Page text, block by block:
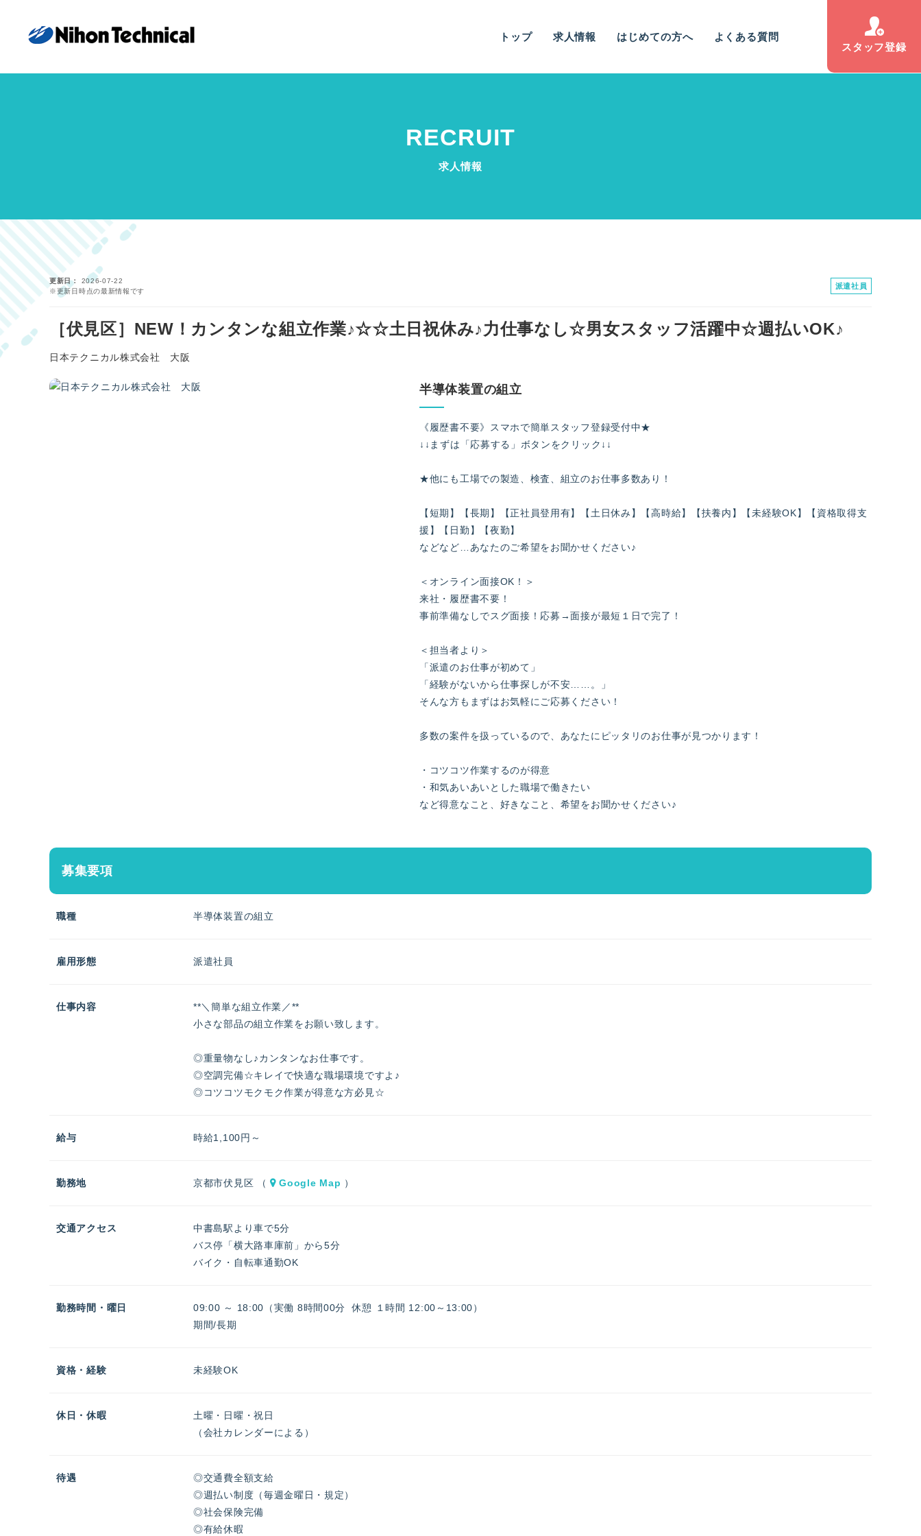
トップ 求人情報 はじめての方へ
よくある質問
スタッフ登録
RECRUIT
求人情報
更新日
2026-07-22
※更新日時点の最新情報です
派遣社員
［伏見区］NEW！カンタンな組立作業♪☆☆土日祝休み♪力仕事なし☆男女スタッフ活躍中☆週払いOK♪
日本テクニカル株式会社 大阪
半導体装置の組立
《履歴書不要》スマホで簡単スタッフ登録受付中★
↓↓まずは「応募する」ボタンをクリック↓↓
★他にも工場での製造、検査、組立のお仕事多数あり！
【短期】【長期】【正社員登用有】【土日休み】【高時給】【扶養内】【未経験OK】【資格取得支
援】【日勤】【夜勤】
などなど…あなたのご希望をお聞かせください♪
＜オンライン面接OK！＞
来社・履歴書不要！
事前準備なしでスグ面接！応募→面接が最短１日で完了！
＜担当者より＞
「派遣のお仕事が初めて」
「経験がないから仕事探しが不安……。」
そんな方もまずはお気軽にご応募ください！
多数の案件を扱っているので、あなたにピッタリのお仕事が見つかります！
・コツコツ作業するのが得意
・和気あいあいとした職場で働きたい
など得意なこと、好きなこと、希望をお聞かせください♪
募集要項
職種 半導体装置の組立
雇用形態 派遣社員
仕事内容
**＼簡単な組立作業／**
小さな部品の組立作業をお願い致します。
◎重量物なし♪カンタンなお仕事です。
◎空調完備☆キレイで快適な職場環境ですよ♪
◎コツコツモクモク作業が得意な方必見☆
給与 時給1,100円～
勤務地 京都市伏見区 （ Google Map ）
交通アクセス
中書島駅より車で5分
バス停「横大路車庫前」から5分
バイク・自転車通勤OK
勤務時間・曜日
09:00 ～ 18:00（実働 8時間00分 休憩 １時間 12:00～13:00）
期間/長期
資格・経験 未経験OK
休日・休暇
土曜・日曜・祝日
（会社カレンダーによる）
待遇
◎交通費全額支給
◎週払い制度（毎週金曜日・規定）
◎社会保険完備
◎有給休暇